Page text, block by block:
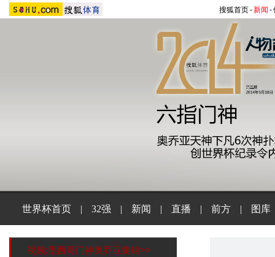
搜狐首页-新闻 -
世界杯首页 | 32强 | 新闻 | 直播 | 前方 | 图库
视频:墨西哥门神奥乔亚集锦>>